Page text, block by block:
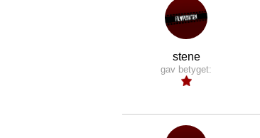
stene
gav betyget: